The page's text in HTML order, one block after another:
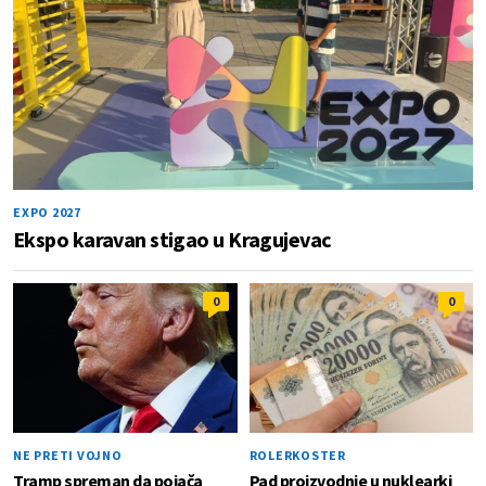
EXPO 2027
Ekspo karavan stigao u Kragujevac
0
NE PRETI VOJNO
Tramp spreman da pojača
0
ROLERKOSTER
Pad proizvodnje u nuklearki